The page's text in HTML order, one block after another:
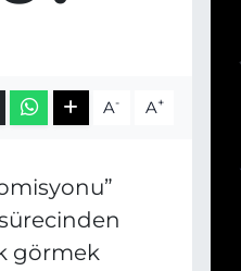
A- A+
görmek